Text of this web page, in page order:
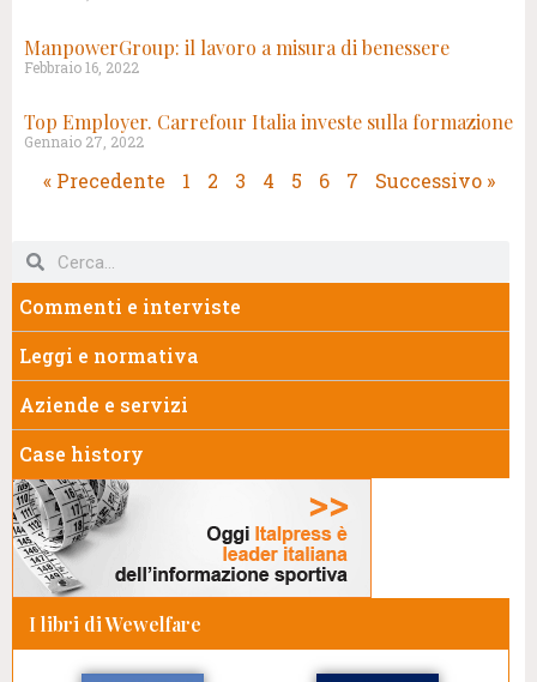
ManpowerGroup: il lavoro a misura di benessere
Febbraio 16, 2022
Top Employer. Carrefour Italia investe sulla formazione
Gennaio 27, 2022
« Precedente 1 2 3 4 5 6 7 Successivo »
Commenti e interviste
Leggi e normativa
Aziende e servizi
Case history
I libri di Wewelfare